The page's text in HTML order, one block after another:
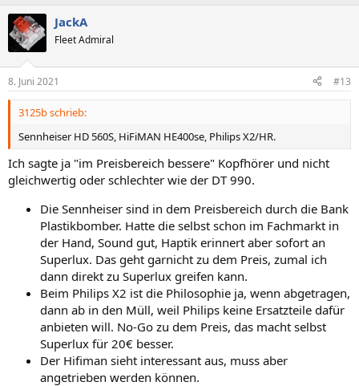
JackA
Fleet Admiral
8. Juni 2021 #13
3125b schrieb:
Sennheiser HD 560S, HiFiMAN HE400se, Philips X2/HR.
Ich sagte ja "im Preisbereich bessere" Kopfhörer und nicht
gleichwertig oder schlechter wie der DT 990.
Die Sennheiser sind in dem Preisbereich durch die Bank
Plastikbomber. Hatte die selbst schon im Fachmarkt in
der Hand, Sound gut, Haptik erinnert aber sofort an
Superlux. Das geht garnicht zu dem Preis, zumal ich
dann direkt zu Superlux greifen kann.
Beim Philips X2 ist die Philosophie ja, wenn abgetragen,
dann ab in den Müll, weil Philips keine Ersatzteile dafür
anbieten will. No-Go zu dem Preis, das macht selbst
Superlux für 20€ besser.
Der Hifiman sieht interessant aus, muss aber
angetrieben werden können.